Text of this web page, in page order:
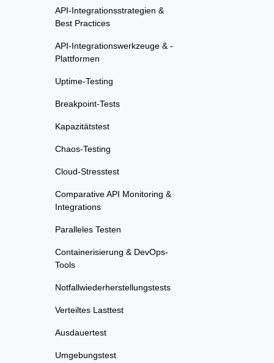
API-Integrationsstrategien &
Best Practices
API-Integrationswerkzeuge & -
Plattformen
Uptime-Testing
Breakpoint-Tests
Kapazitätstest
Chaos-Testing
Cloud-Stresstest
Comparative API Monitoring &
Integrations
Paralleles Testen
Containerisierung & DevOps-
Tools
Notfallwiederherstellungstests
Verteiltes Lasttest
Ausdauertest
Umgebungstest